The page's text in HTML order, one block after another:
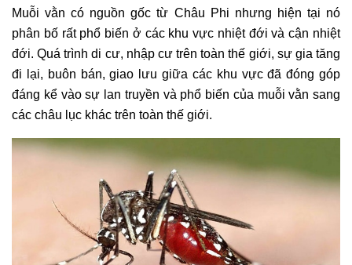
Muỗi vằn có nguồn gốc từ Châu Phi nhưng hiện tại nó
phân bố rất phổ biến ở các khu vực nhiệt đới và cận nhiệt
đới. Quá trình di cư, nhập cư trên toàn thế giới, sự gia tăng
đi lại, buôn bán, giao lưu giữa các khu vực đã đóng góp
đáng kể vào sự lan truyền và phổ biến của muỗi vằn sang
các châu lục khác trên toàn thế giới.